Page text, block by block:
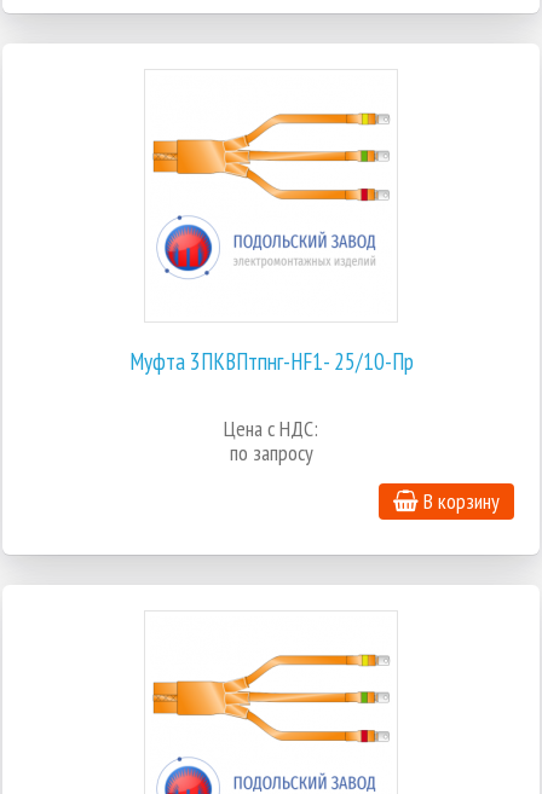
Муфта 3ПКВПтпнг-HF1- 25/10-Пр
Цена с НДС:
по запросу
В корзину